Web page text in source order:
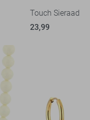
Touch Sieraad
23,99